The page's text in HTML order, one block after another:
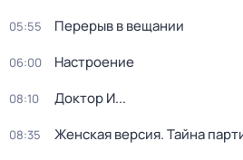
05:55 Перерыв в вещании
06:00 Настроение
08:10 Доктор И...
08:35 Женская версия. Тайна